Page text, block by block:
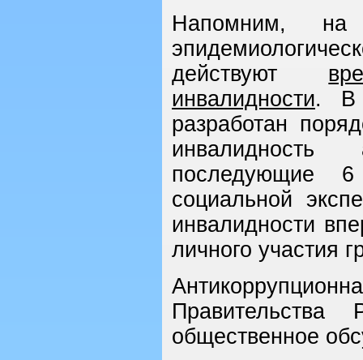
Напомним,
действуют
инвалидности. В
разработан
инвалидность
последующие
социальной
инвалидности
личного участия
общественное